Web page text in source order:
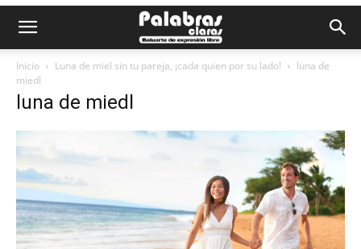
Inicio Luna de miel sin tu pareja, ¡cada quien por su lado!
luna de
miedl
luna de miedl